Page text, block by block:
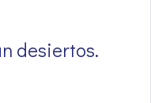
desiertos.